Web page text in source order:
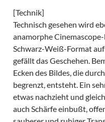
[Technik]
Technisch gesehen wird
anamorphe
Schwarz-Weiß-Format
gefällt das Geschehen.
Ecken des Bildes, die
begrenzt, entsteht. Ein
etwas nachzieht und
auch Schärfe einbußt,